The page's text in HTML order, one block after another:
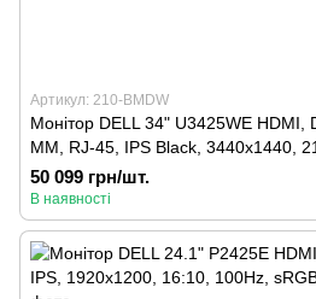
Артикул: 210-BMDW
Монітор DELL 34" U3425WE HDMI,
MM, RJ-45, IPS Black, 3440x1440,
CURVED, HAS
50 099 грн/шт.
В наявності